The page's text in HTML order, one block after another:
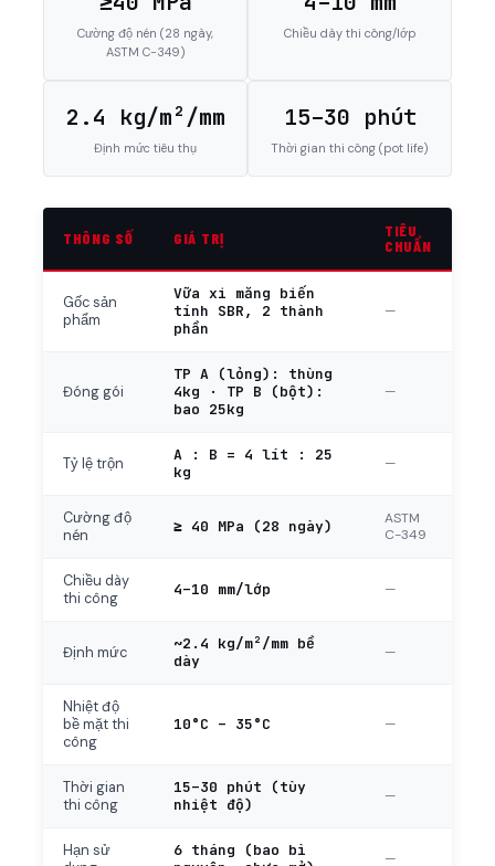
Cường độ nén (28 ngày,
ASTM C-349)
Chiều dày thi công/lớp
2.4 kg/m²/mm
Định mức tiêu thụ
15–30 phút
Thời gian thi công (pot life)
THÔNG SỐ GIÁ TRỊ
TIÊU
CHUẨN
Gốc sản
phẩm
Vữa xi măng biến
tính SBR, 2 thành
phần
—
Đóng gói
TP A (lỏng): thùng
4kg · TP B (bột):
bao 25kg
—
Tỷ lệ trộn
A : B = 4 lít : 25
kg
—
Cường độ
nén
≥ 40 MPa (28 ngày)
ASTM
C-349
Chiều dày
thi công
4–10 mm/lớp —
Định mức
~2.4 kg/m²/mm bề
dày
—
Nhiệt độ
bề mặt thi
công
10°C – 35°C —
Thời gian
thi công
15–30 phút (tùy
nhiệt độ)
—
Hạn sử
6 tháng (bao bì
—